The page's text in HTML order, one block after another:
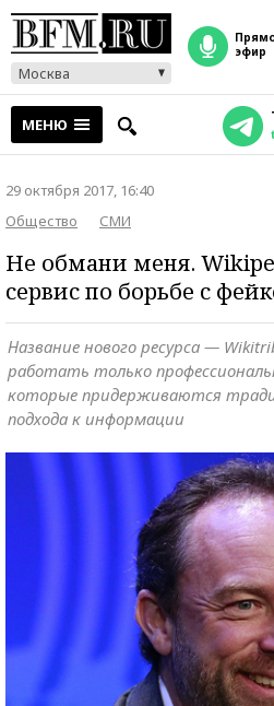
Москва
прямой
эфир
МЕНЮ
29 октября 2017, 16:40
Общество
СМИ
Не обмани меня.
сервис по борьбе с
Название нового ресурса —
работать только
которые придерживаются
подхода к информации